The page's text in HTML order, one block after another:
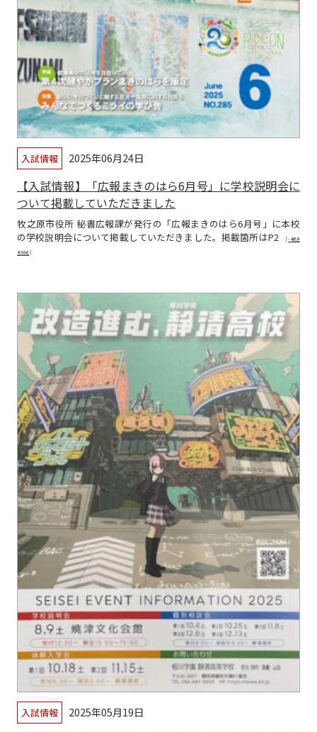
入試情報 2025年06月24日
【入試情報】「広報まきのはら6月号」に学校説明会に
ついて掲載していただきました
牧之原市役所 秘書広報課が発行の「広報まきのはら6月号」に本校
の学校説明会について掲載していただきました。掲載箇所はP2
[…続き
を読む]
入試情報 2025年05月19日